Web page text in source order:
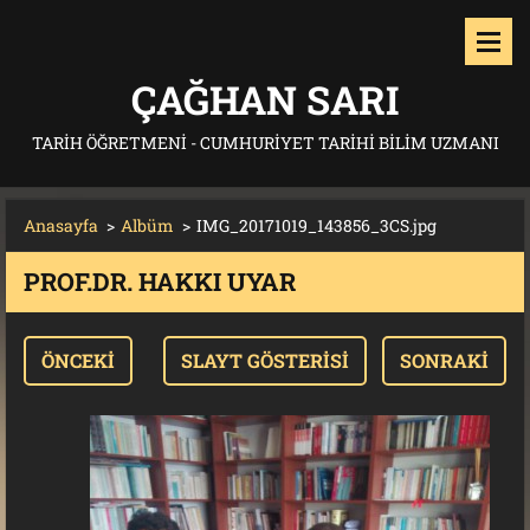
ÇAĞHAN SARI
TARIH ÖĞRETMENI - CUMHURIYET TARIHI BILIM UZMANI
Anasayfa > Albüm > IMG_20171019_143856_3CS.jpg
PROF.DR. HAKKI UYAR
ÖNCEKI SLAYT GÖSTERISI SONRAKI